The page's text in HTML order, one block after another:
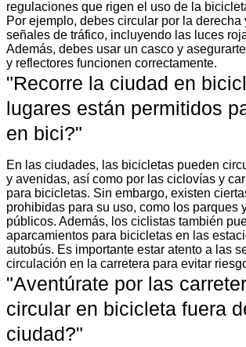
regulaciones que rigen el uso de la
Por ejemplo, debes circular por la derecha
señales de tráfico, incluyendo las luces
Además, debes usar un casco y
y reflectores funcionen correctamente.
"Recorre la ciudad en
lugares están permitidos
en bici?"
En las ciudades, las bicicletas pueden
y avenidas, así como por las ciclovías y
para bicicletas. Sin embargo, existen
prohibidas para su uso, como los parques
públicos. Además, los ciclistas también
aparcamientos para bicicletas en las
autobús. Es importante estar atento a las
circulación en la carretera para evitar
"Aventúrate por las
circular en bicicleta fuera
ciudad?"